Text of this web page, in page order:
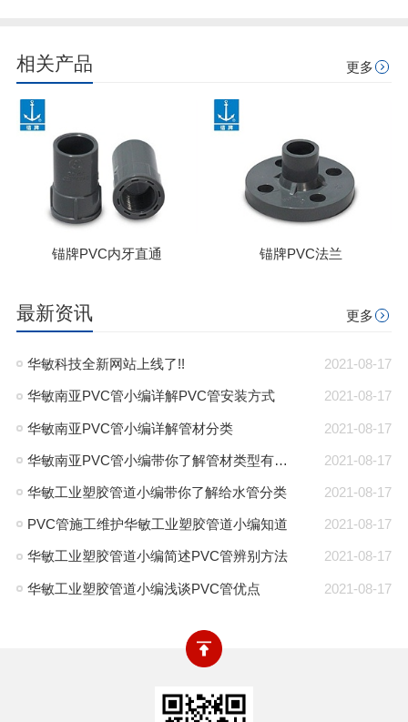
相关产品 更多
锚牌PVC内牙直通 锚牌PVC法兰
最新资讯 更多
2021-08-17
华敏科技全新网站上线了!!
2021-08-17
华敏南亚PVC管小编详解PVC管安装方式
2021-08-17
华敏南亚PVC管小编详解管材分类
2021-08-17
华敏南亚PVC管小编带你了解管材类型有哪些
2021-08-17
华敏工业塑胶管道小编带你了解给水管分类
2021-08-17
PVC管施工维护华敏工业塑胶管道小编知道
2021-08-17
华敏工业塑胶管道小编简述PVC管辨别方法
2021-08-17
华敏工业塑胶管道小编浅谈PVC管优点